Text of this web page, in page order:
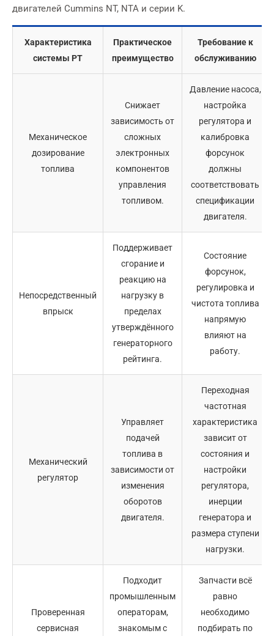
двигателей Cummins NT, NTA и серии K.
Характеристика
системы PT
Практическое
преимущество
Требование к
обслуживанию
Механическое
дозирование
топлива
Снижает
зависимость от
сложных
электронных
компонентов
управления
топливом.
Давление насоса,
настройка
регулятора и
калибровка
форсунок
должны
соответствовать
спецификации
двигателя.
Непосредственный
впрыск
Поддерживает
сгорание и
реакцию на
нагрузку в
пределах
утверждённого
генераторного
рейтинга.
Состояние
форсунок,
регулировка и
чистота топлива
напрямую
влияют на
работу.
Механический
регулятор
Управляет
подачей
топлива в
зависимости от
изменения
оборотов
двигателя.
Переходная
частотная
характеристика
зависит от
состояния и
настройки
регулятора,
инерции
генератора и
размера ступени
нагрузки.
Проверенная
сервисная
Подходит
промышленным
операторам,
знакомым с
Запчасти всё
равно
необходимо
подбирать по